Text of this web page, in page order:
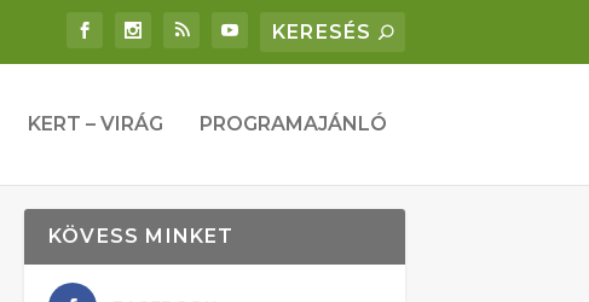
KERT – VIRÁG PROGRAMAJÁNLÓ
KÖVESS MINKET